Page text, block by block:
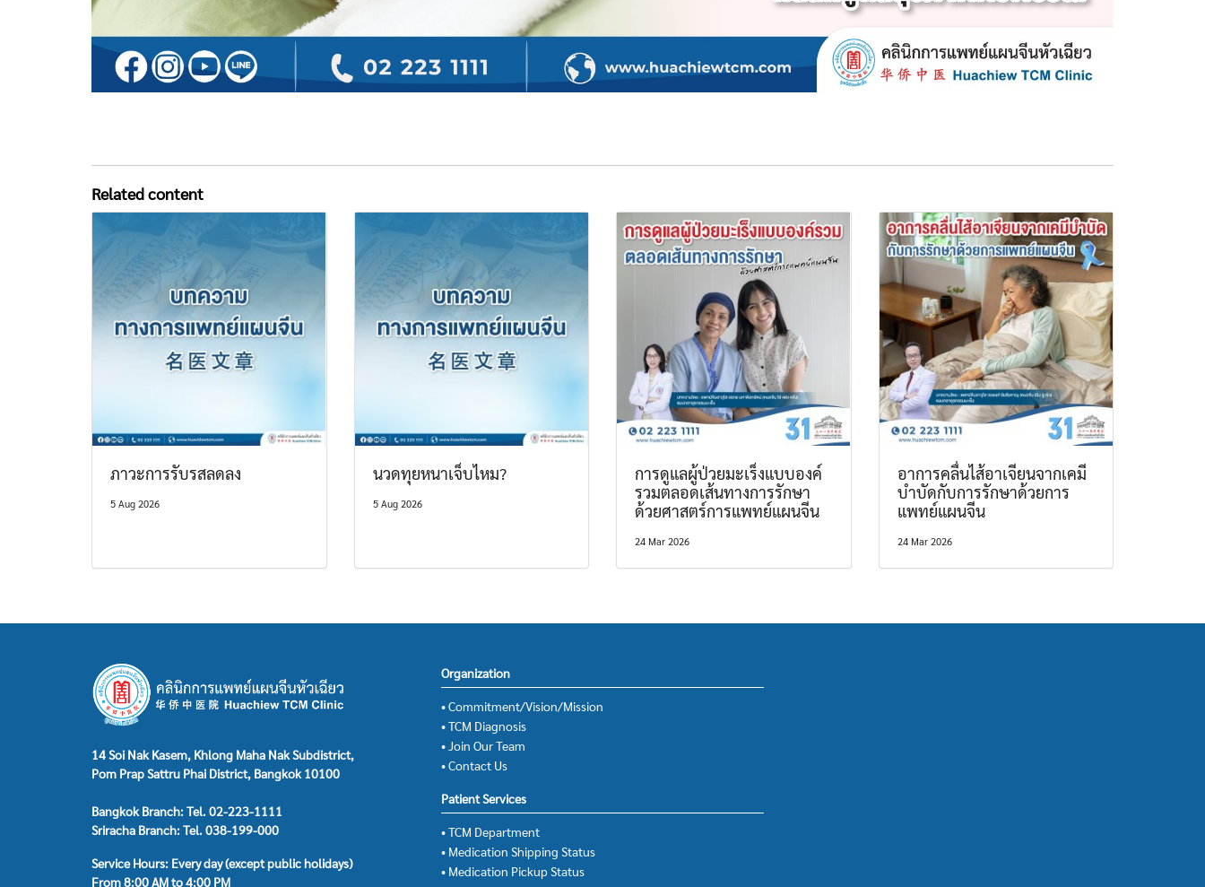
Related content
ภาวะการรับรสลดลง
5 Aug 2026
นวดทุยหนาเจ็บไหม?
5 Aug 2026
การดูแลผู้ป่วยมะเร็งแบบองค์
รวมตลอดเส้นทางการรักษา
ด้วยศาสตร์การแพทย์แผนจีน
24 Mar 2026
อาการคลื่นไส้อาเจียนจากเคมี
บำบัดกับการรักษาด้วยการ
แพทย์แผนจีน
24 Mar 2026
14 Soi Nak Kasem, Khlong Maha Nak Subdistrict,
Pom Prap Sattru Phai District, Bangkok 10100
Bangkok Branch: Tel. 02-223-1111
Sriracha Branch: Tel. 038-199-000
Service Hours: Every day (except public holidays)
From 8:00 AM to 4:00 PM
Organization
• Commitment/Vision/Mission
• TCM Diagnosis
• Join Our Team
• Contact Us
Patient Services
• TCM Department
• Medication Shipping Status
• Medication Pickup Status